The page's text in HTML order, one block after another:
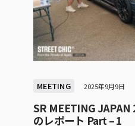
MEETING 2025年9月9日
SR MEETING
のレポート Part – 1